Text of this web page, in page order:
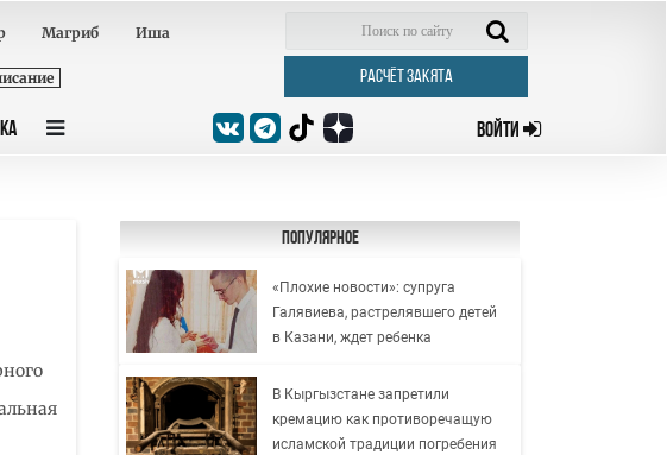
Магриб Иша
РАСЧЁТ ЗАКЯТА
ВОЙТИ
Популярное
«Плохие новости»: супруга
Галявиева, растрелявшего детей
в Казани, ждет ребенка
В Кыргызстане запретили
кремацию как противоречащую
исламской традиции погребения